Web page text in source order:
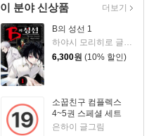
이 분야 신상품
B의 성선 1
6,300원 (10% 할인)
소꿉친구 컴플렉스
4~5권 스페셜 세트
은하이 글그림
더보기